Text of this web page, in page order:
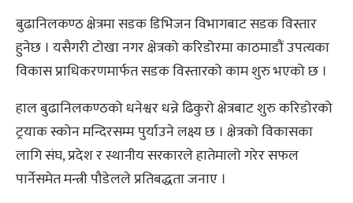
बुढानिलकण्ठ क्षेत्रमा सडक डिभिजन विभागबाट सडक विस्तार
हुनेछ । यसैगरी टोखा नगर क्षेत्रको करिडोरमा काठमाडौं उपत्यका
विकास प्राधिकरणमार्फत सडक विस्तारको काम शुरु भएको छ ।
हाल बुढानिलकण्ठको धनेश्वर धन्ने ढिकुरो क्षेत्रबाट शुरु करिडोरको
ट्रयाक स्कोन मन्दिरसम्म पुर्याउने लक्ष्य छ । क्षेत्रको विकासका
लागि संघ, प्रदेश र स्थानीय सरकारले हातेमालो गरेर सफल
पार्नेसमेत मन्त्री पौडेलले प्रतिबद्धता जनाए ।